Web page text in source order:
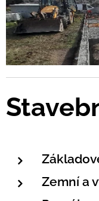
Zemní a